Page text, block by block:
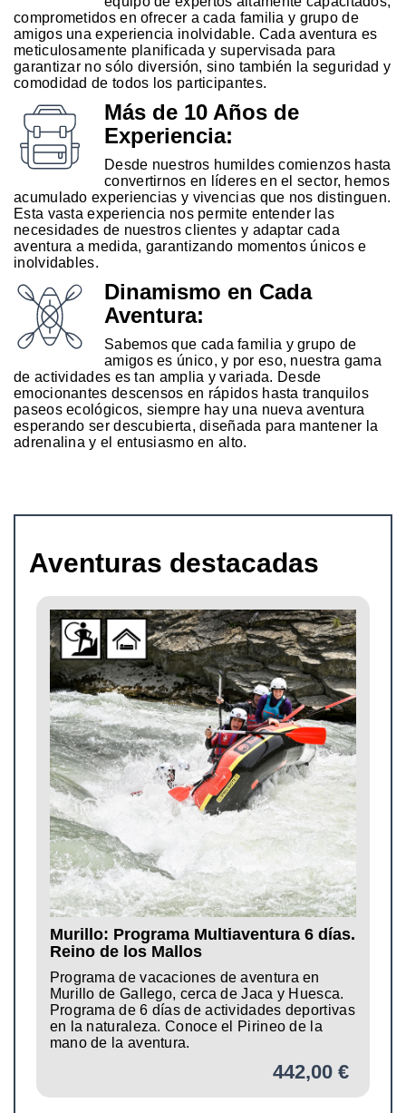
comprometidos en ofrecer a cada familia y grupo de
amigos una experiencia inolvidable. Cada aventura es
meticulosamente planificada y supervisada para
garantizar no sólo diversión, sino también la seguridad y
comodidad de todos los participantes.
Más de 10 Años de
Experiencia:
Desde nuestros humildes comienzos hasta
convertirnos en líderes en el sector, hemos
acumulado experiencias y vivencias que nos distinguen.
Esta vasta experiencia nos permite entender las
necesidades de nuestros clientes y adaptar cada
aventura a medida, garantizando momentos únicos e
inolvidables.
Dinamismo en Cada
Aventura:
Sabemos que cada familia y grupo de
amigos es único, y por eso, nuestra gama
de actividades es tan amplia y variada. Desde
emocionantes descensos en rápidos hasta tranquilos
paseos ecológicos, siempre hay una nueva aventura
esperando ser descubierta, diseñada para mantener la
adrenalina y el entusiasmo en alto.
Aventuras destacadas
Murillo: Programa Multiaventura 6 días.
Reino de los Mallos
Programa de vacaciones de aventura en
Murillo de Gallego, cerca de Jaca y Huesca.
Programa de 6 días de actividades deportivas
en la naturaleza. Conoce el Pirineo de la
mano de la aventura.
442,00 €